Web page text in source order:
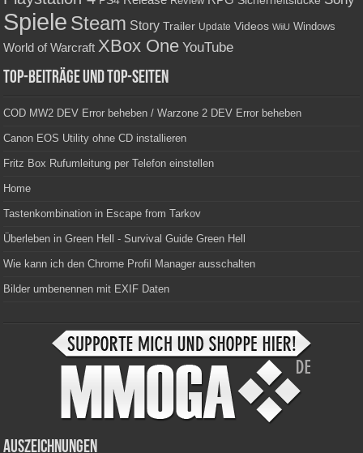
Spiele Steam Story Trailer Update Videos WiiU Windows
World of Warcraft XBox One YouTube
Top-Beiträge und Top-Seiten
COD MW2 DEV Error beheben / Warzone 2 DEV Error beheben
Canon EOS Utility ohne CD installieren
Fritz Box Rufumleitung per Telefon einstellen
Home
Tastenkombination in Escape from Tarkov
Überleben in Green Hell - Survival Guide Green Hell
Wie kann ich den Chrome Profil Manager ausschalten
Bilder umbenennen mit EXIF Daten
Auszeichnungen